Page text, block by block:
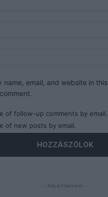
name, email, and website in
of follow-up comments by email.
of new posts by email.
- Advertisement -